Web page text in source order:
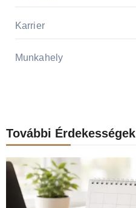
Karrier
Munkahely
További Érdekességek